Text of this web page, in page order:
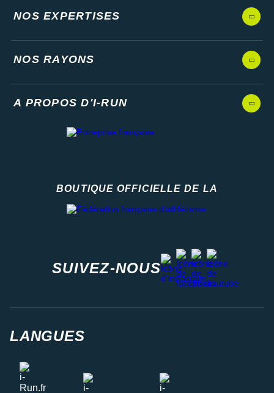
NOS EXPERTISES
NOS RAYONS
A PROPOS D'I-RUN
BOUTIQUE OFFICIELLE DE LA
SUIVEZ-NOUS
instagram
facebook
stravayoutube
LANGUES